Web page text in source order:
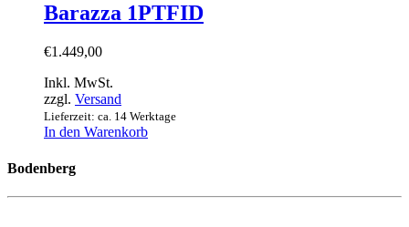
Barazza 1PTFID
€1.449,00
Inkl. MwSt.
zzgl. Versand
Lieferzeit: ca. 14 Werktage
In den Warenkorb
Bodenberg